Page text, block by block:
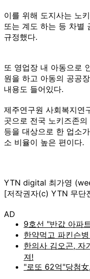
이를 위해 도지사는 노
또는 계도 하는 등 차별
규정했다.
또 영업장 내 아동으로
원을 하고 아동의 공공
내용도 들어있다.
제주연구원 사회복지연
곳으로 전국 노키즈존
등을 대상으로 한 업소
소 비율이 높은 편이다.
YTN digital 최가영
[저작권자(c) YTN 무단
AD